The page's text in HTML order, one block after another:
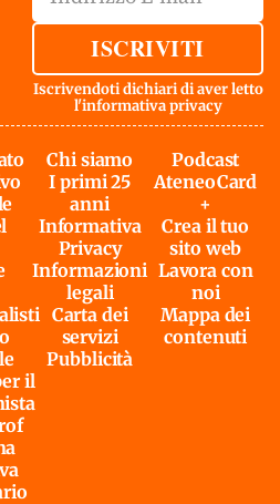
ISCRIVITI
Iscrivendoti dichiari di aver letto
l'informativa privacy
il
Chi siamo
I primi 25
anni
Informativa
Privacy
Informazioni
legali
Carta dei
servizi
Pubblicità
Podcast
AteneoCard
+
Crea il tuo
sito web
Lavora con
noi
Mappa dei
contenuti